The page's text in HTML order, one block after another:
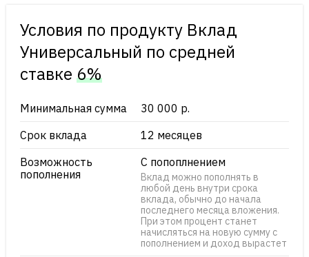
Условия по продукту Вклад
Универсальный по cредней
ставке 6%
Минимальная сумма
30 000 р.
Срок вклада
12 месяцев
Возможность
пополнения
С попоплнением
Вклад можно пополнять в
любой день внутри срока
вклада, обычно до начала
последнего месяца вложения.
При этом процент станет
начисляться на новую сумму с
пополнением и доход вырастет